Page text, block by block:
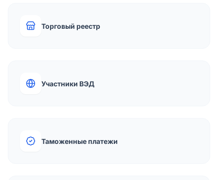
Торговый реестр
Участники ВЭД
Таможенные платежи